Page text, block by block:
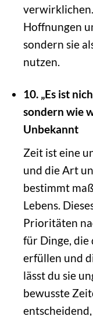
Hoffnungen
sondern sie
nutzen.
10. „Es ist
sondern wie
Unbekannt
Zeit ist eine
und die Art
bestimmt
Lebens.
Prioritäten
für Dinge, die
erfüllen und
lässt du sie
bewusste